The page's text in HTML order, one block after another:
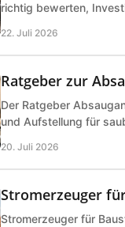
richtig bewerten,
22. Juli 2026
Ratgeber zur
Der Ratgeber
und Aufstellung für
20. Juli 2026
Stromerzeuger
Stromerzeuger für